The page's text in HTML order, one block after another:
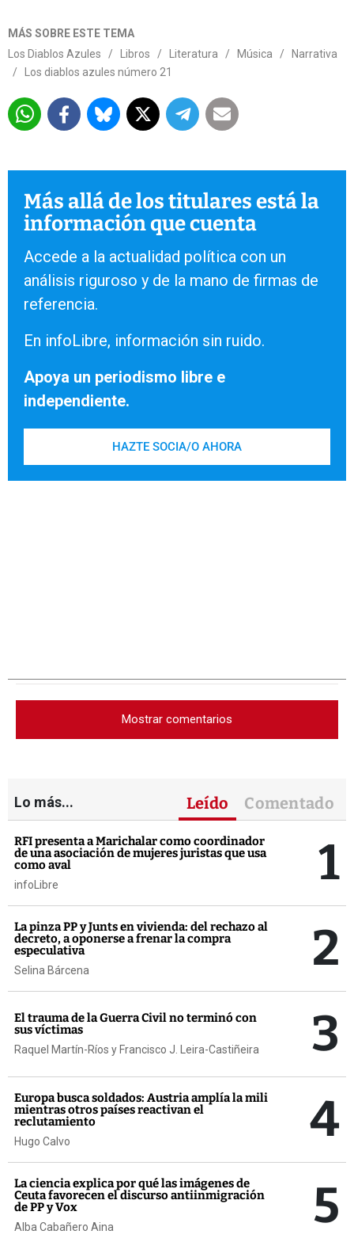
MÁS SOBRE ESTE TEMA
Los Diablos Azules
/ Libros / Literatura / Música /
Narrativa
/
Los diablos azules número 21
Más allá de los titulares está la
información que cuenta
Accede a la actualidad política con un
análisis riguroso y de la mano de firmas de
referencia.
En infoLibre, información sin ruido.
Apoya un periodismo libre e
independiente.
HAZTE SOCIA/O AHORA
Mostrar comentarios
Lo más... Leído Comentado
RFI presenta a Marichalar como coordinador
de una asociación de mujeres juristas que usa
como aval
infoLibre 1
La pinza PP y Junts en vivienda: del rechazo al
decreto, a oponerse a frenar la compra
especulativa
Selina Bárcena 2
El trauma de la Guerra Civil no terminó con
sus víctimas
Raquel Martín-Ríos y Francisco J. Leira-Castiñeira 3
Europa busca soldados: Austria amplía la mili
mientras otros países reactivan el
reclutamiento
Hugo Calvo 4
La ciencia explica por qué las imágenes de
Ceuta favorecen el discurso antiinmigración
de PP y Vox
Alba Cabañero Aina 5